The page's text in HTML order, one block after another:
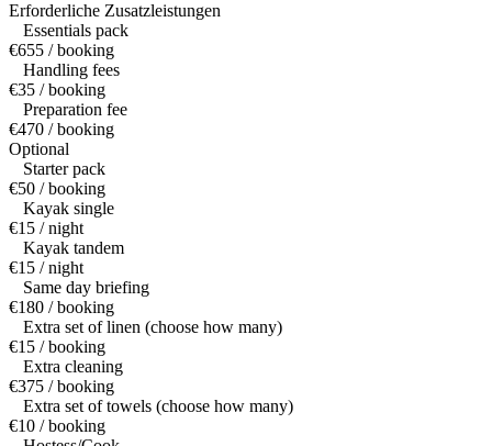
Erforderliche Zusatzleistungen
Essentials pack
€655 / booking
Handling fees
€35 / booking
Preparation fee
€470 / booking
Optional
Starter pack
€50 / booking
Kayak single
€15 / night
Kayak tandem
€15 / night
Same day briefing
€180 / booking
Extra set of linen (choose how many)
€15 / booking
Extra cleaning
€375 / booking
Extra set of towels (choose how many)
€10 / booking